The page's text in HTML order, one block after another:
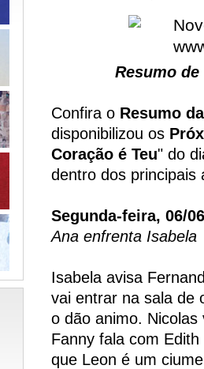
Resumo de
Confira o Resumo
disponibilizou os
Coração é Teu" do
dentro dos principais
Segunda-feira, 06/
Ana enfrenta Isabela
Isabela avisa
vai entrar na sala de
o dão animo.
Fanny fala com
que Leon é um